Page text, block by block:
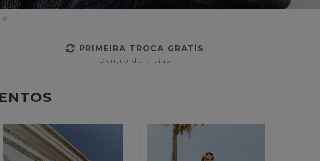
PRIMEIRA TROCA GRATÍS
Dentro de 7 dias